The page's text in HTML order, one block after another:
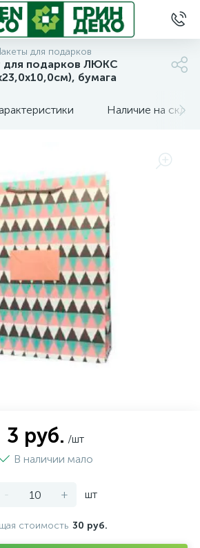
для подарков
для подарков ЛЮКС
бумага
Наличие на
3 руб. /шт
В наличии мало
- + шт
стоимость 30 руб.